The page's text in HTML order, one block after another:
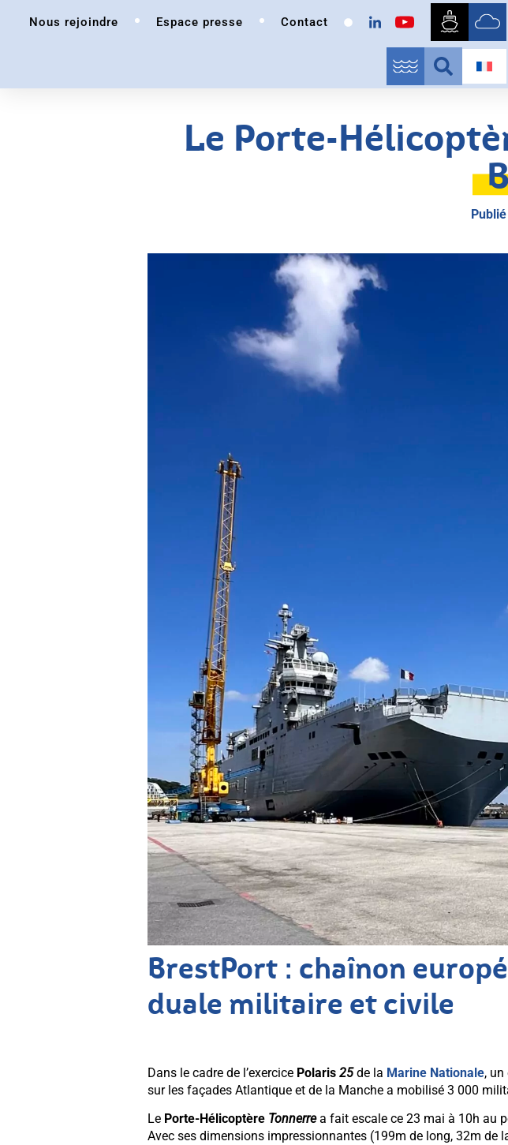
Nous rejoindre Espace presse Contact
Le Porte-
BrestPort : chaînon
duale militaire et civile
Dans le cadre de l’exercice Polaris 25de la Marine Nationale,
sur les façades Atlantique et de la Manche a mobilisé 3 000
Le Porte-Hélicoptère Tonnerrea fait escale ce 23 mai à 10h au
Avec ses dimensions impressionnantes (199m de long, 32m de